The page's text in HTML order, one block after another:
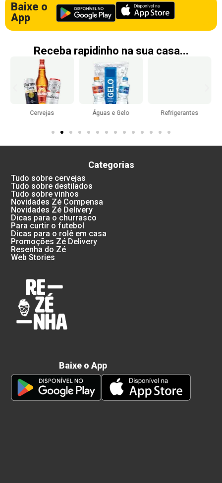
Baixe o
App
Receba rapidinho na sua casa...
Cervejas Águas e Gelo Refrigerantes
Categorias
Tudo sobre cervejas
Tudo sobre destilados
Tudo sobre vinhos
Novidades Zé Compensa
Novidades Zé Delivery
Dicas para o churrasco
Para curtir o futebol
Dicas para o rolê em casa
Promoções Zé Delivery
Resenha do Zé
Web Stories
Baixe o App